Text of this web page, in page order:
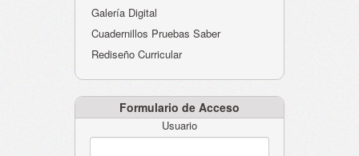
Galería Digital
Cuadernillos Pruebas Saber
Rediseño Curricular
Formulario de Acceso
Usuario